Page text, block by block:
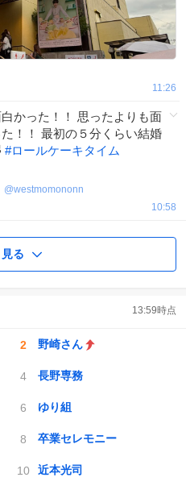
11:26
かった！！ 思ったよりも面
！！ 最初の５分くらい結婚
#ロールケーキタイム
@westmomononn
10:58
る
13:59時点
野崎さん
長野専務
ゆり組
卒業セレモニー
近本光司